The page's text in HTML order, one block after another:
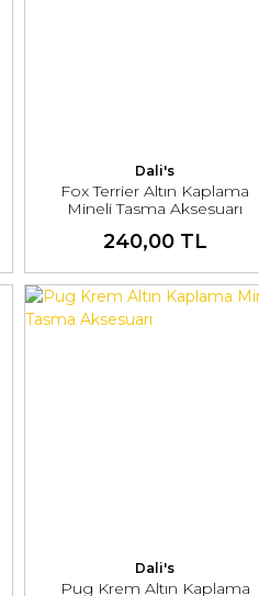
Dali's
Fox Terrier Altın Kaplama
Mineli Tasma Aksesuarı
240,00 TL
Dali's
Pug Krem Altın Kaplama